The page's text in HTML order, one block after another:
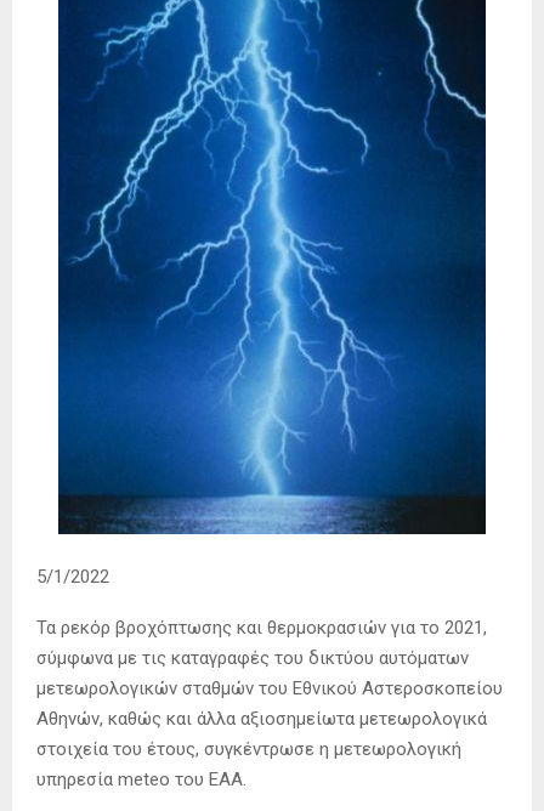
5/1/2022
Τα ρεκόρ βροχόπτωσης και θερμοκρασιών για το 2021,
σύμφωνα με τις καταγραφές του δικτύου αυτόματων
μετεωρολογικών σταθμών του Εθνικού Αστεροσκοπείου
Αθηνών, καθώς και άλλα αξιοσημείωτα μετεωρολογικά
στοιχεία του έτους, συγκέντρωσε η μετεωρολογική
υπηρεσία meteo του ΕΑΑ.